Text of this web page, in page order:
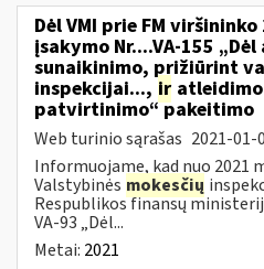
Dėl VMI prie FM
įsakymo Nr....VA-155
sunaikinimo, prižiūrint
inspekcijai..., ir
patvirtinimo“ pakeitimo
Web turinio sąrašas 2021-01-
Informuojame, kad nuo 2021
Valstybinės mokesčių
Respublikos finansų
VA-93 „Dėl...
Metai: 2021